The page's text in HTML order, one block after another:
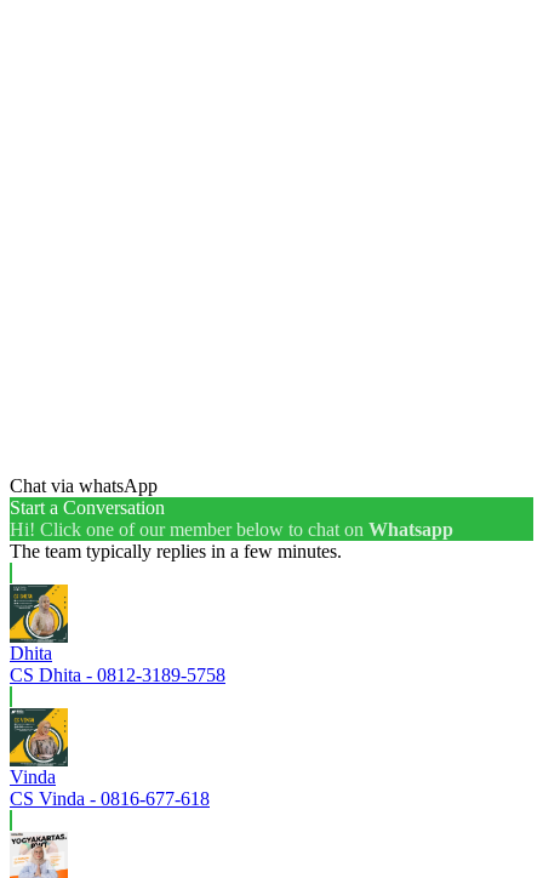
Chat via whatsApp
Start a Conversation
Hi! Click one of our member below to chat on Whatsapp
The team typically replies in a few minutes.
Dhita
CS Dhita - 0812-3189-5758
Vinda
CS Vinda - 0816-677-618